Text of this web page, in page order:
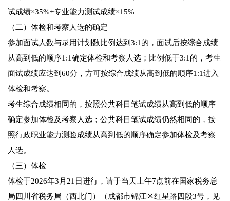
试成绩×35%+专业能力测试成绩×15%
（二）体检和考察人选的确定
参加面试人数与录用计划数比例达到3:1的，面试后按综合成绩
从高到低的顺序1:1确定体检和考察人选；比例低于3:1的，考生
面试成绩应达到60分，方可按综合成绩从高到低的顺序1:1进入
体检和考察。
考生综合成绩相同的，按照公共科目笔试成绩从高到低的顺序
确定参加体检及考察人选；公共科目笔试成绩仍然相同的，按
照行政职业能力测验成绩从高到低的顺序确定参加体检及考察
人选。
（三）体检
体检于2026年3月21日进行，请于当天上午7点前在国家税务总
局四川省税务局（西北门）（成都市锦江区红星路四段3号，见